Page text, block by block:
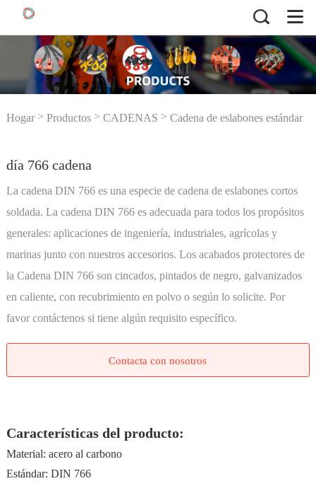
Hogar > Productos > CADENAS > Cadena de eslabones estándar
día 766 cadena
La cadena DIN 766 es una especie de cadena de eslabones cortos
soldada. La cadena DIN 766 es adecuada para todos los propósitos
generales: aplicaciones de ingeniería, industriales, agrícolas y
marinas junto con nuestros accesorios. Los acabados protectores de
la Cadena DIN 766 son cincados, pintados de negro, galvanizados
en caliente, con recubrimiento en polvo o según lo solicite. Por
favor contáctenos si tiene algún requisito específico.
Contacta con nosotros
Características del producto:
Material: acero al carbono
Estándar: DIN 766